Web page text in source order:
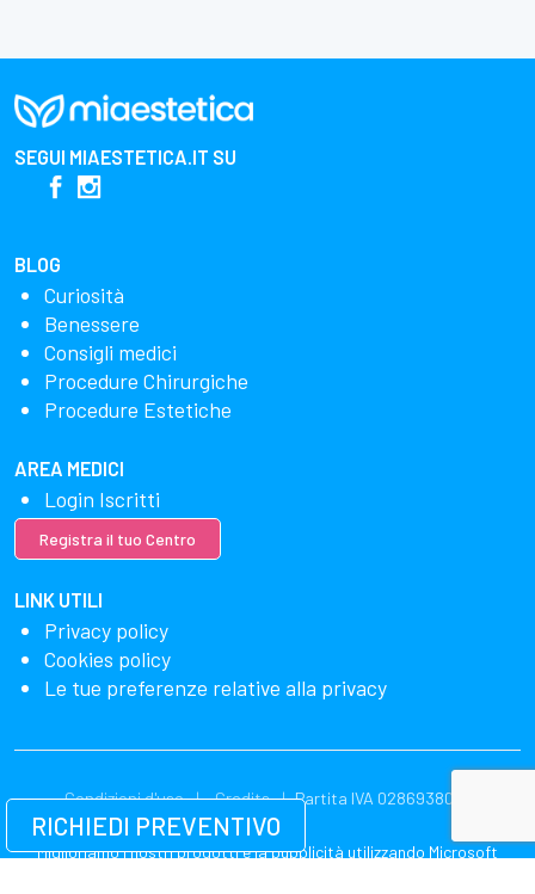
SEGUI MIAESTETICA.IT SU
BLOG
Curiosità
Benessere
Consigli medici
Procedure Chirurgiche
Procedure Estetiche
AREA MEDICI
Login Iscritti
Registra il tuo Centro
LINK UTILI
Privacy policy
Cookies policy
Le tue preferenze relative alla privacy
Condizioni d'uso Credits Partita IVA 02869380549
Miglioriamo i nostri prodotti e la pubblicità utilizzando Microsoft
RICHIEDI PREVENTIVO